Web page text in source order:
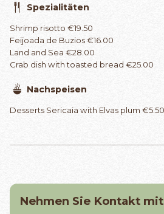
Spezialitäten
Shrimp risotto €19.50
Feijoada de Buzios €16.00
Land and Sea €28.00
Crab dish with toasted bread €25.00
Nachspeisen
Desserts Sericaia with Elvas plum €5.50
Nehmen Sie Kontakt